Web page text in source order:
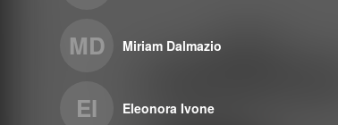
MD Miriam Dalmazio
EI Eleonora Ivone